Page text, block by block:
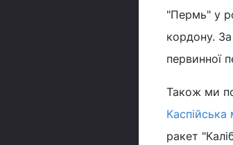
"Пермь" у
кордону.
первинної
Також ми
ракет